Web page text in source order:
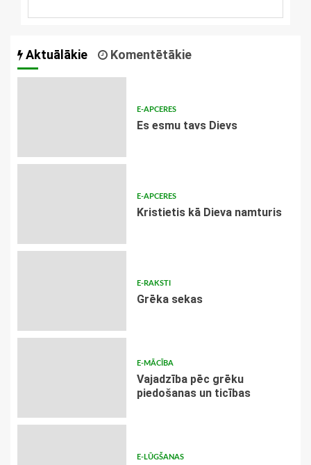
Aktuālākie Komentētākie
E-APCERES
Es esmu tavs Dievs
E-APCERES
Kristietis kā Dieva namturis
E-RAKSTI
Grēka sekas
E-MĀCĪBA
Vajadzība pēc grēku
piedošanas un ticības
E-LŪGŠANAS